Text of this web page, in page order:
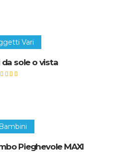
questo oggetto
Vari
sole o vista
questo oggetto
Bambini
Pieghevole MAXI